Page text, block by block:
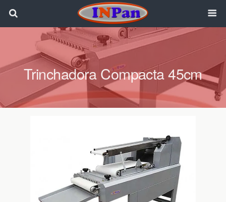
Trinchadora Compacta 45cm